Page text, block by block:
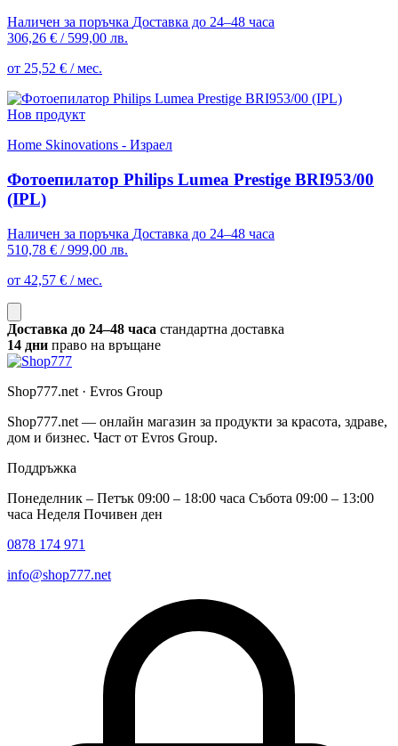
Наличен за поръчка Доставка до 24–48 часа
306,26 € / 599,00 лв.
от 25,52 € / мес.
Нов продукт
Home Skinovations - Израел
Фотоепилатор Philips Lumea Prestige BRI953/00
(IPL)
Наличен за поръчка Доставка до 24–48 часа
510,78 € / 999,00 лв.
от 42,57 € / мес.
Доставка до 24–48 часа стандартна доставка
14 дни право на връщане
Shop777.net · Evros Group
Shop777.net — онлайн магазин за продукти за красота, здраве,
дом и бизнес. Част от Evros Group.
Поддръжка
Понеделник – Петък 09:00 – 18:00 часа Събота 09:00 – 13:00
часа Неделя Почивен ден
0878 174 971
info@shop777.net